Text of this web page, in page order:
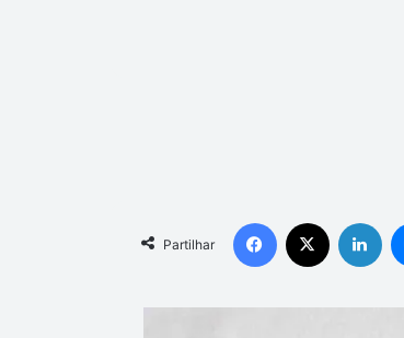
Partilhar
Facebook